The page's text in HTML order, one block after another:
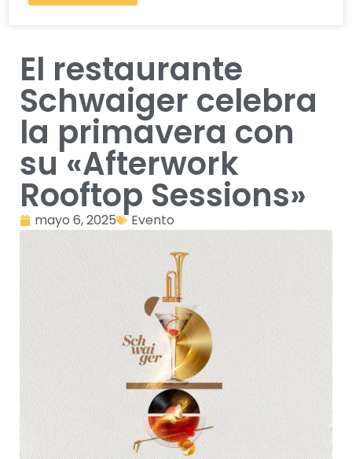
El restaurante
Schwaiger celebra
la primavera con
su «Afterwork
Rooftop Sessions»
mayo 6, 2025 Evento